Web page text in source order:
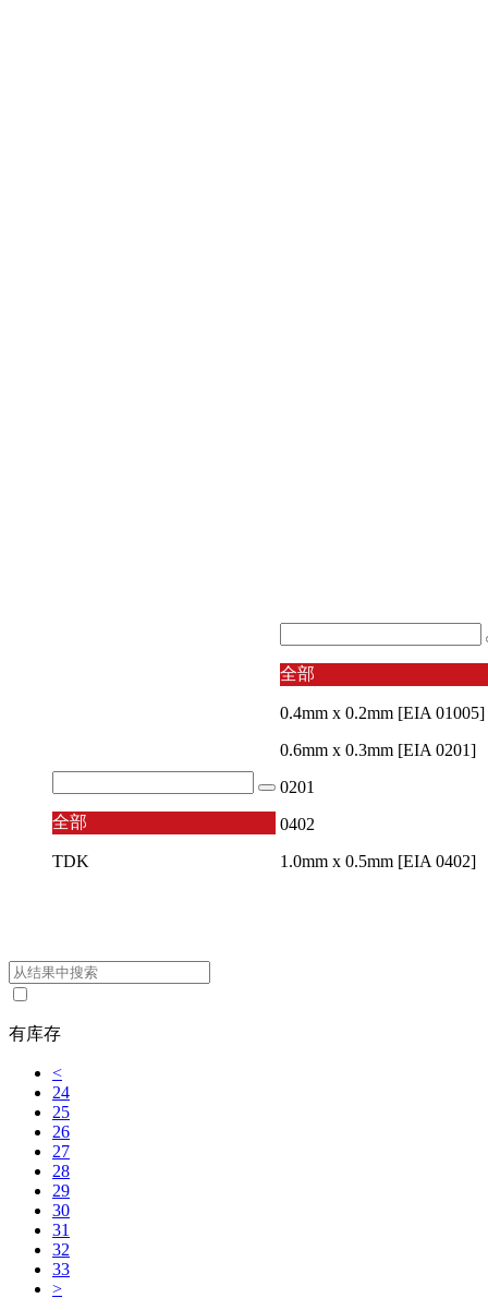
全部
TDK
全部
0.4mm x 0.2mm [EIA 01005]
0.6mm x 0.3mm [EIA 0201]
0201
0402
1.0mm x 0.5mm [EIA 0402]
有库存
<
24
25
26
27
28
29
30
31
32
33
>